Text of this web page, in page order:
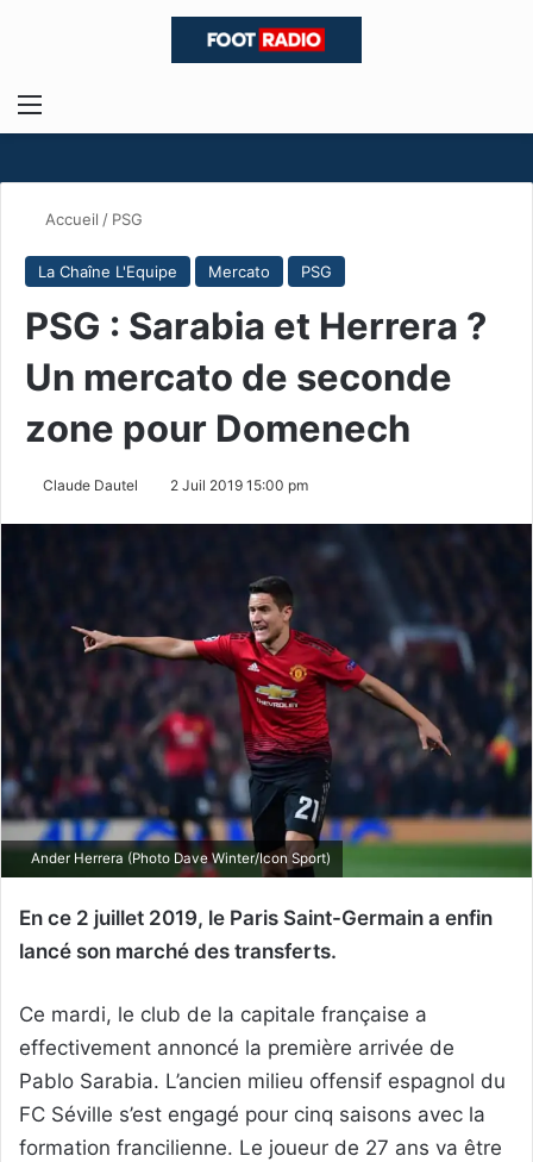
Menu
Accueil / PSG
La Chaîne L'Equipe Mercato PSG
PSG : Sarabia et Herrera ?
Un mercato de seconde
zone pour Domenech
Claude Dautel 2 Juil 2019 15:00 pm
Ander Herrera (Photo Dave Winter/Icon Sport)
En ce 2 juillet 2019, le Paris Saint-Germain a enfin
lancé son marché des transferts.
Ce mardi, le club de la capitale française a
effectivement annoncé la première arrivée de
Pablo Sarabia. L’ancien milieu offensif espagnol du
FC Séville s’est engagé pour cinq saisons avec la
formation francilienne. Le joueur de 27 ans va être